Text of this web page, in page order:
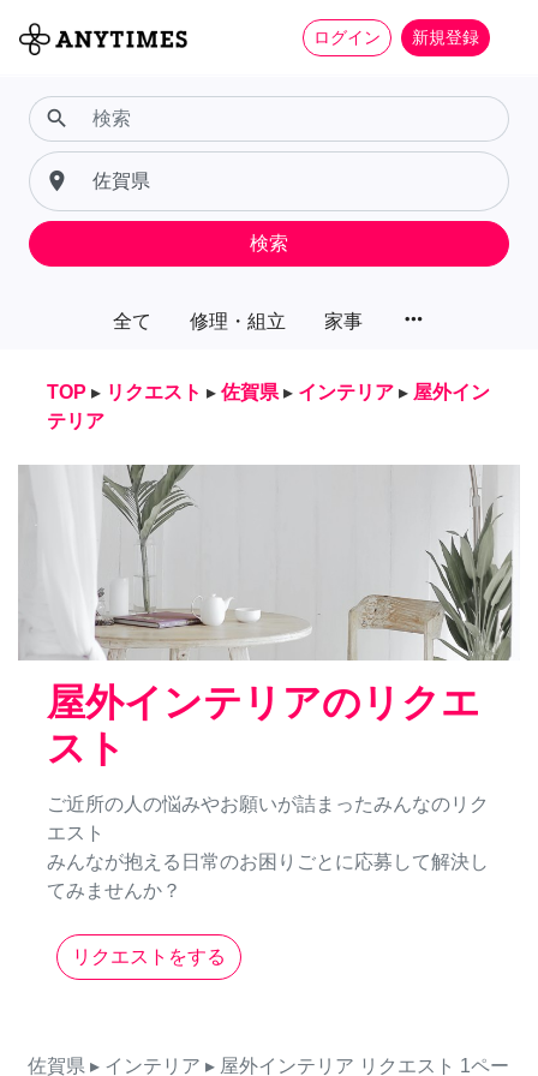
ログイン 新規登録
全て 修理・組立 家事 more_horiz
search
place
検索
TOP ▸ リクエスト ▸ 佐賀県 ▸ インテリア ▸ 屋外イン
テリア
屋外インテリアのリクエ
スト
ご近所の人の悩みやお願いが詰まったみんなのリク
エスト
みんなが抱える日常のお困りごとに応募して解決し
てみませんか？
リクエストをする
佐賀県 ▸ インテリア ▸ 屋外インテリア リクエスト 1ペー